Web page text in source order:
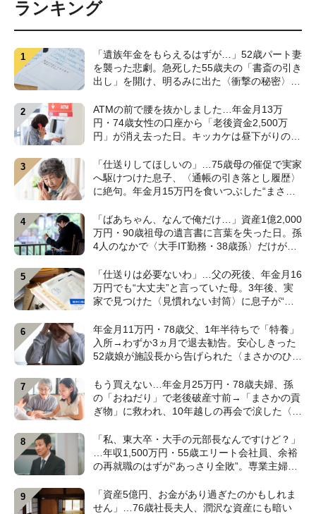
ランキング
「遺族年金をもらえるはずが…」52歳パート妻
を襲った悲劇。急死した55歳夫の「書斎の引き
出し」を開け、明るみに出た〈衝撃の秘密〉
ATMの前で腰を抜かしました…年金月13万
円・74歳女性の口座から「老後資金2,500万
円」が消え去った日。キッカケは昼下がりの
「仕送りしてほしいの」…75歳母の催促で実家
へ駆けつけた息子、〈通帳の引き落とし履歴〉
に絶句。年金月15万円を食いつぶした“まさか
「ばあちゃん、なんで俺だけ…」資産1億2,000
万円・90歳祖母の遺言書に言葉を失った日。孫
4人のなかで〈大手IT勤務・38歳孫〉だけが遺
「仕送りは必要ないわ」…父の死後、年金月16
万円でも“大丈夫”と言っていた母。3年後、実
家で見つけた〈見慣れない封筒〉に息子が“思
年金月11万円・78歳父、1年半待ちで「特養」
入所→わずか3ヵ月で退去勧告。安心しきった
52歳娘が施設長から告げられた〈まさかのひと
もう買えない…年金月25万円・78歳夫婦、孫
の「おねだり」で老後破産寸前→「まさかの貢
ぎ物」に救われ、10年越しの再会で涙した〈孫
「私、東大卒・大手の元部長なんですけど？」
…年収1,500万円・55歳エリート会社員、余裕
の再就職のはずが“あっさり全敗”。専業主婦の
【CFPの助言】
「資産5億円、お金があり過ぎたのかもしれま
せん」…76歳社長夫人、潤沢な資産にも暗い